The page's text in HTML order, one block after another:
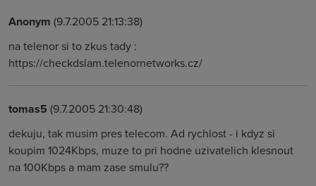
Anonym (9.7.2005 21:13:38)
na telenor si to zkus tady :
https://checkdslam.telenornetworks.cz/
tomas5 (9.7.2005 21:30:48)
dekuju, tak musim pres telecom. Ad rychlost - i kdyz si
koupim 1024Kbps, muze to pri hodne uzivatelich klesnout
na 100Kbps a mam zase smulu??